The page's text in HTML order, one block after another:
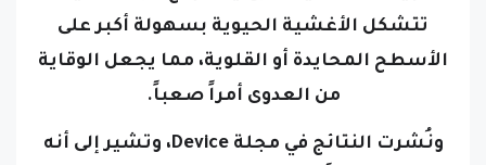
الأسطح المحايدة أو القلوية، مما يجعل الوقاية
من العدوى أمراً صعباً.
ونُشرت النتائج في مجلة Device، وتشير إلى أنه
يمكن أيضاً استخدام رقعة BLAST لتعقيم